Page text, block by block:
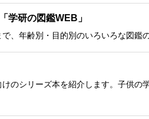
学研の図鑑WEB」
、年齢別・目的別のいろいろな図鑑
のシリーズ本を紹介します。子供の